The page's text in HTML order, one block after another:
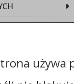
używa